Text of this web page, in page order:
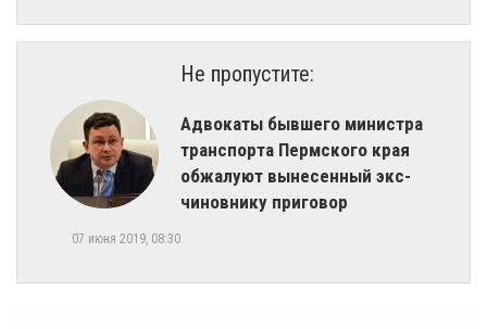
Не пропустите:
Адвокаты бывшего министра
транспорта Пермского края
обжалуют вынесенный экс-
чиновнику приговор
07 июня 2019, 08:30